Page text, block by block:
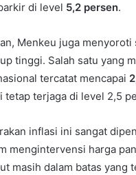
di level 5,2 persen.
Menkeu juga
tinggi. Salah satu yang
tercatat mencapai
tetap terjaga di level 2,5
inflasi ini sangat
mengintervensi harga
masih dalam batas